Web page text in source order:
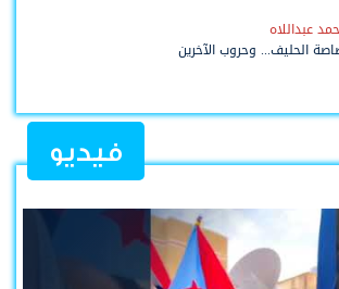
عبداللاه
الحليف... وحروب الآخرين
فيديو